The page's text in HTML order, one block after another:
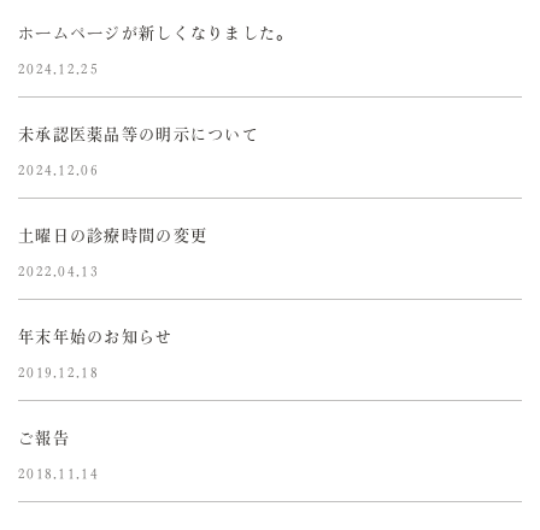
ホームページが新しくなりました。
2024.12.25
未承認医薬品等の明示について
2024.12.06
土曜日の診療時間の変更
2022.04.13
年末年始のお知らせ
2019.12.18
ご報告
2018.11.14